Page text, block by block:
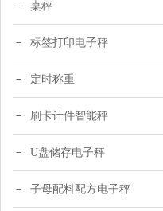
桌秤
标签打印电子秤
定时称重
刷卡计件智能秤
U盘储存电子秤
子母配料配方电子秤